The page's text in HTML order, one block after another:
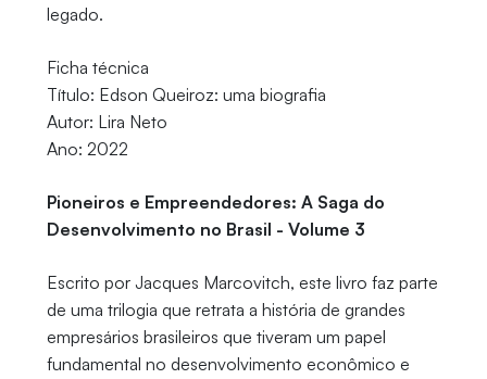
legado.
Ficha técnica
Título: Edson Queiroz: uma biografia
Autor: Lira Neto
Ano: 2022
Pioneiros e Empreendedores: A Saga do
Desenvolvimento no Brasil - Volume 3
Escrito por Jacques Marcovitch, este livro faz parte
de uma trilogia que retrata a história de grandes
empresários brasileiros que tiveram um papel
fundamental no desenvolvimento econômico e